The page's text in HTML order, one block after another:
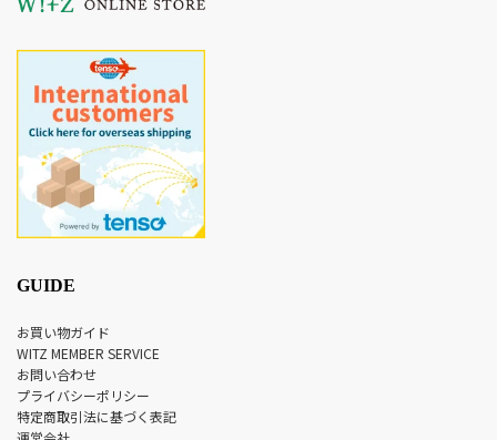
GUIDE
お買い物ガイド
WITZ MEMBER SERVICE
お問い合わせ
プライバシーポリシー
特定商取引法に基づく表記